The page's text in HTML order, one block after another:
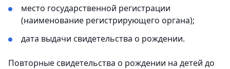
место государственной регистрации
(наименование регистрирующего органа);
дата выдачи свидетельства о рождении.
Повторные свидетельства о рождении на детей до